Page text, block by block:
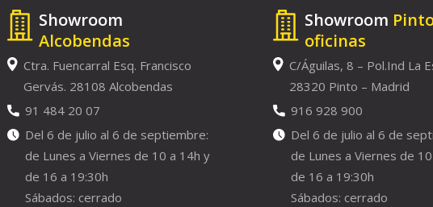
Showroom
Alcobendas
Ctra. Fuencarral Esq. Francisco
Gervás. 28108 Alcobendas
91 484 20 07
Del 6 de julio al 6 de septiembre:
de Lunes a Viernes de 10 a 14h y
de 16 a 19:30h
Sábados: cerrado
Showroom
oficinas
C/Águilas, 8 – Pol.Ind La
28320 Pinto – Madrid
916 928 900
Del 6 de julio al 6 de
de Lunes a Viernes de
de 16 a 19:30h
Sábados: cerrado